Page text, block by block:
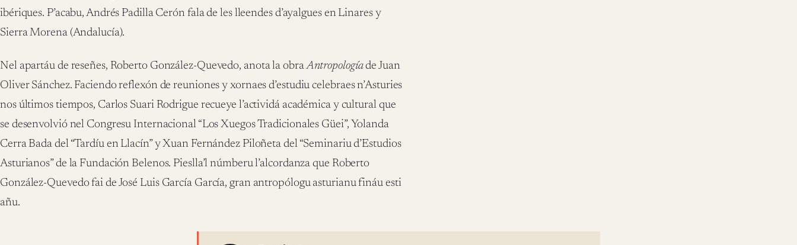
ibériques. P’acabu, Andrés Padilla Cerón fala de les lleendes d’ayalgues en Linares y
Sierra Morena (Andalucía).
Nel apartáu de reseñes, Roberto González-Quevedo, anota la obraAntropologíade Juan
Oliver Sánchez. Faciendo reflexón de reuniones y xornaes d’estudiu celebraes n’Asturies
nos últimos tiempos, Carlos Suari Rodrigue recueye l’actividá académica y cultural que
se desenvolvió nel Congresu Internacional “Los Xuegos Tradicionales Güei”, Yolanda
Cerra Bada del “Tardíu en Llacín” y Xuan Fernández Piloñeta del “Seminariu d’Estudios
Asturianos” de la Fundación Belenos. Pieslla’l númberu l’alcordanza que Roberto
González-Quevedo fai de José Luis García García, gran antropólogu asturianu fináu esti
añu.